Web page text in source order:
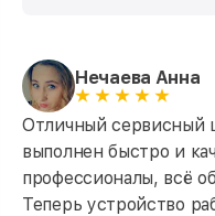
Нечаева Анна
Отличный сервисный
выполнен быстро и
профессионалы, всё
Теперь устройство